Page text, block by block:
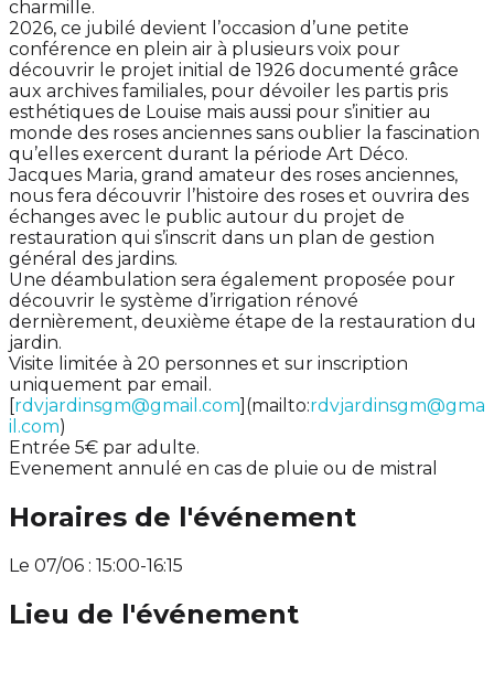
charmille.
2026, ce jubilé devient l’occasion d’une petite
conférence en plein air à plusieurs voix pour
découvrir le projet initial de 1926 documenté grâce
aux archives familiales, pour dévoiler les partis pris
esthétiques de Louise mais aussi pour s’initier au
monde des roses anciennes sans oublier la fascination
qu’elles exercent durant la période Art Déco.
Jacques Maria, grand amateur des roses anciennes,
nous fera découvrir l’histoire des roses et ouvrira des
échanges avec le public autour du projet de
restauration qui s’inscrit dans un plan de gestion
général des jardins.
Une déambulation sera également proposée pour
découvrir le système d’irrigation rénové
dernièrement, deuxième étape de la restauration du
jardin.
Visite limitée à 20 personnes et sur inscription
uniquement par email.
[rdvjardinsgm@gmail.com](mailto:rdvjardinsgm@gma
il.com)
Entrée 5€ par adulte.
Evenement annulé en cas de pluie ou de mistral
Horaires de l'événement
Le 07/06 : 15:00-16:15
Lieu de l'événement